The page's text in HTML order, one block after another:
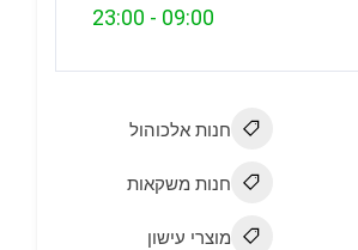
09:00
-
23:00
חנות אלכוהול
חנות משקאות
מוצרי עישון